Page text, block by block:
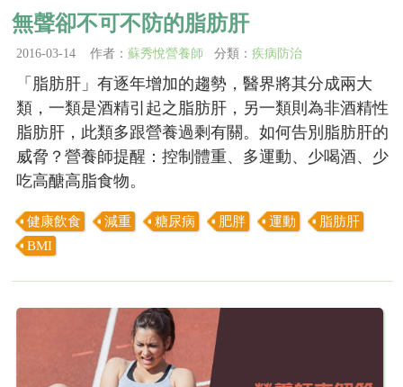
無聲卻不可不防的脂肪肝
2016-03-14 作者： 蘇秀悅營養師 分類： 疾病防治
「脂肪肝」有逐年增加的趨勢，醫界將其分成兩大
類，一類是酒精引起之脂肪肝，另一類則為非酒精性
脂肪肝，此類多跟營養過剩有關。如何告別脂肪肝的
威脅？營養師提醒：控制體重、多運動、少喝酒、少
吃高醣高脂食物。
健康飲食 減重 糖尿病 肥胖 運動
脂肪肝
BMI